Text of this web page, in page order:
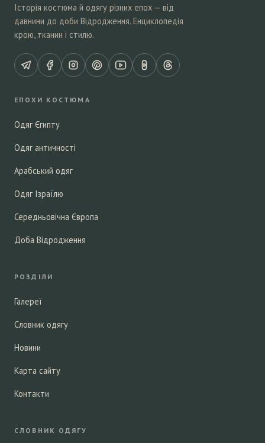
Історія костюма й одягу різних епох — від
давнини до доби Відродження. Енциклопедія
крою, тканин і стилю.
ЕПОХИ КОСТЮМА
Одяг Єгипту
Одяг античності
Арабський одяг
Одяг Ізраїлю
Середньовічна Європа
Доба Відродження
РОЗДІЛИ
Галереї
Словник одягу
Новини
Карта сайту
Контакти
СЛОВНИК ОДЯГУ